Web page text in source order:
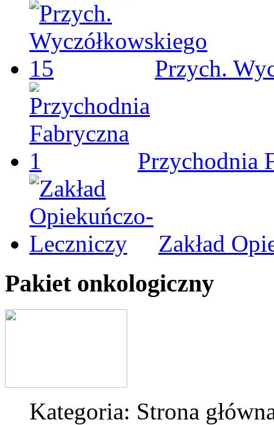
Przych.
Przychodnia
Zakład
Pakiet onkologiczny
Kategoria: Strona